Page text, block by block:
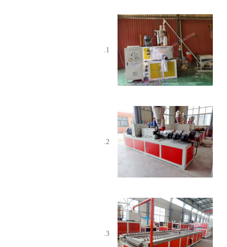
1.
2.
3.